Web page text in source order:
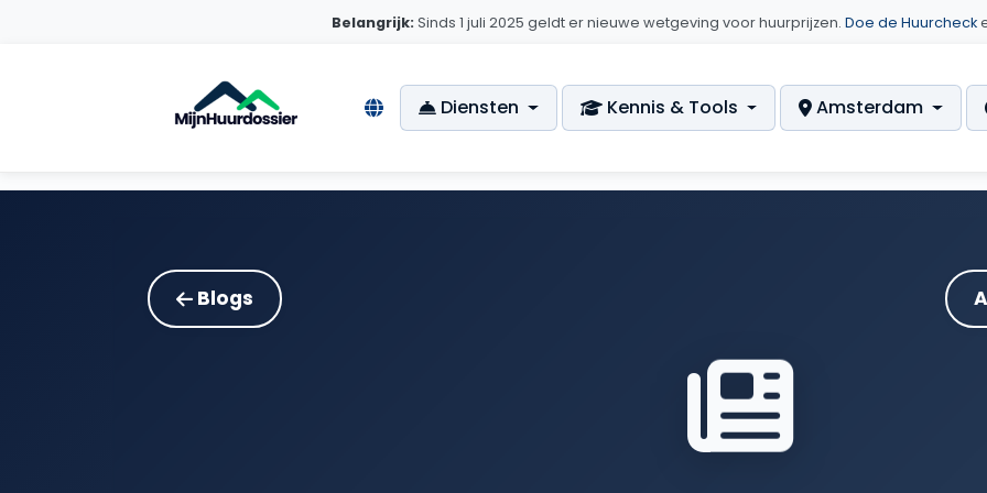
Belangrijk: Sinds 1 juli 2025 geldt er nieuwe wetgeving voor huurprijzen. Doe de Huurcheck
Diensten Kennis & Tools Amsterdam
Blogs